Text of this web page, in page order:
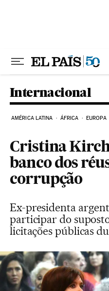
Internacional
AMÉRICA LATINA ÁFRICA EUROPA
Cristina
banco dos
corrupção
Ex-presidenta
participar do
licitações públicas